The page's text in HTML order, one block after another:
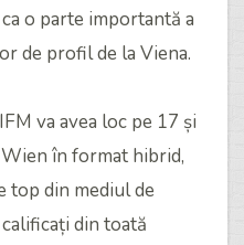
o parte importantă a
de profil de la Viena.
va avea loc pe 17 și
în format hibrid,
top din mediul de
din toată